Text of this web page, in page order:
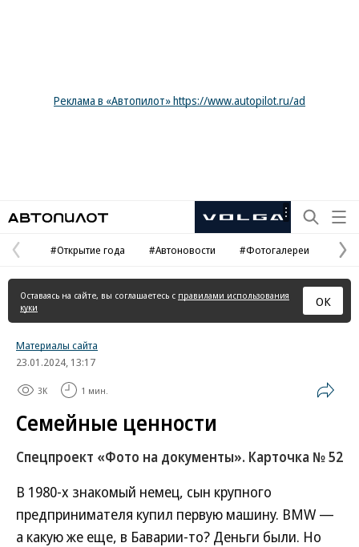
Реклама в «Автопилот» https://www.autopilot.ru/ad
Рекламная
Предыдущая
страница
#Открытие года #Автоновости #Фотогалереи
Оставаясь на сайте, вы соглашаетесь с правилами использования
куки
ОК
Материалы сайта
23.01.2024, 13:17
3K 1 мин.
Семейные ценности
Спецпроект «Фото на документы». Карточка № 52
В 1980-х знакомый немец, сын крупного
предпринимателя купил первую машину. BMW —
а какую же еще, в Баварии-то? Деньги были. Но